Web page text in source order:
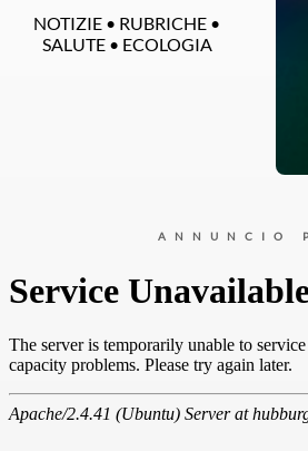
NOTIZIE • RUBRICHE •
SALUTE • ECOLOGIA
ANNUNCIO